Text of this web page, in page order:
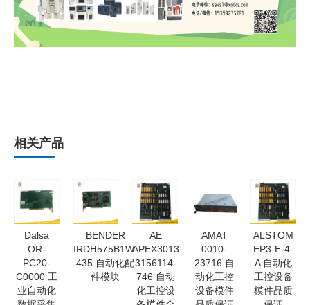
相关产品
Dalsa
OR-
PC20-
C0000 工
业自动化
BENDER
IRDH575B1W-
435 自动化配
件模块
AE
APEX3013
3156114-
746 自动
化工控设
AMAT
0010-
23716 自
动化工控
设备模件
ALSTOM
EP3-E-4-
A 自动化
工控设备
模件品质